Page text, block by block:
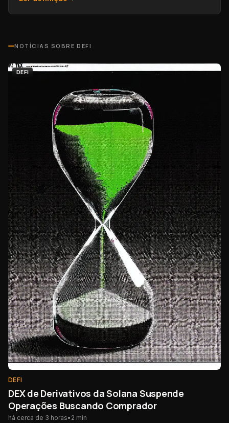
NOTÍCIAS SOBREDEFI
DEFI
DEFI
DEX de Derivativos da Solana Suspende
Operações Buscando Comprador
há cerca de 3 horas• 2 min